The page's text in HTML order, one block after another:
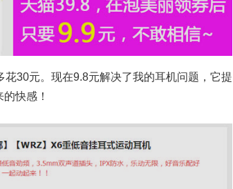
30元。现在9.8元解决了我的耳机问题，它提
快感！